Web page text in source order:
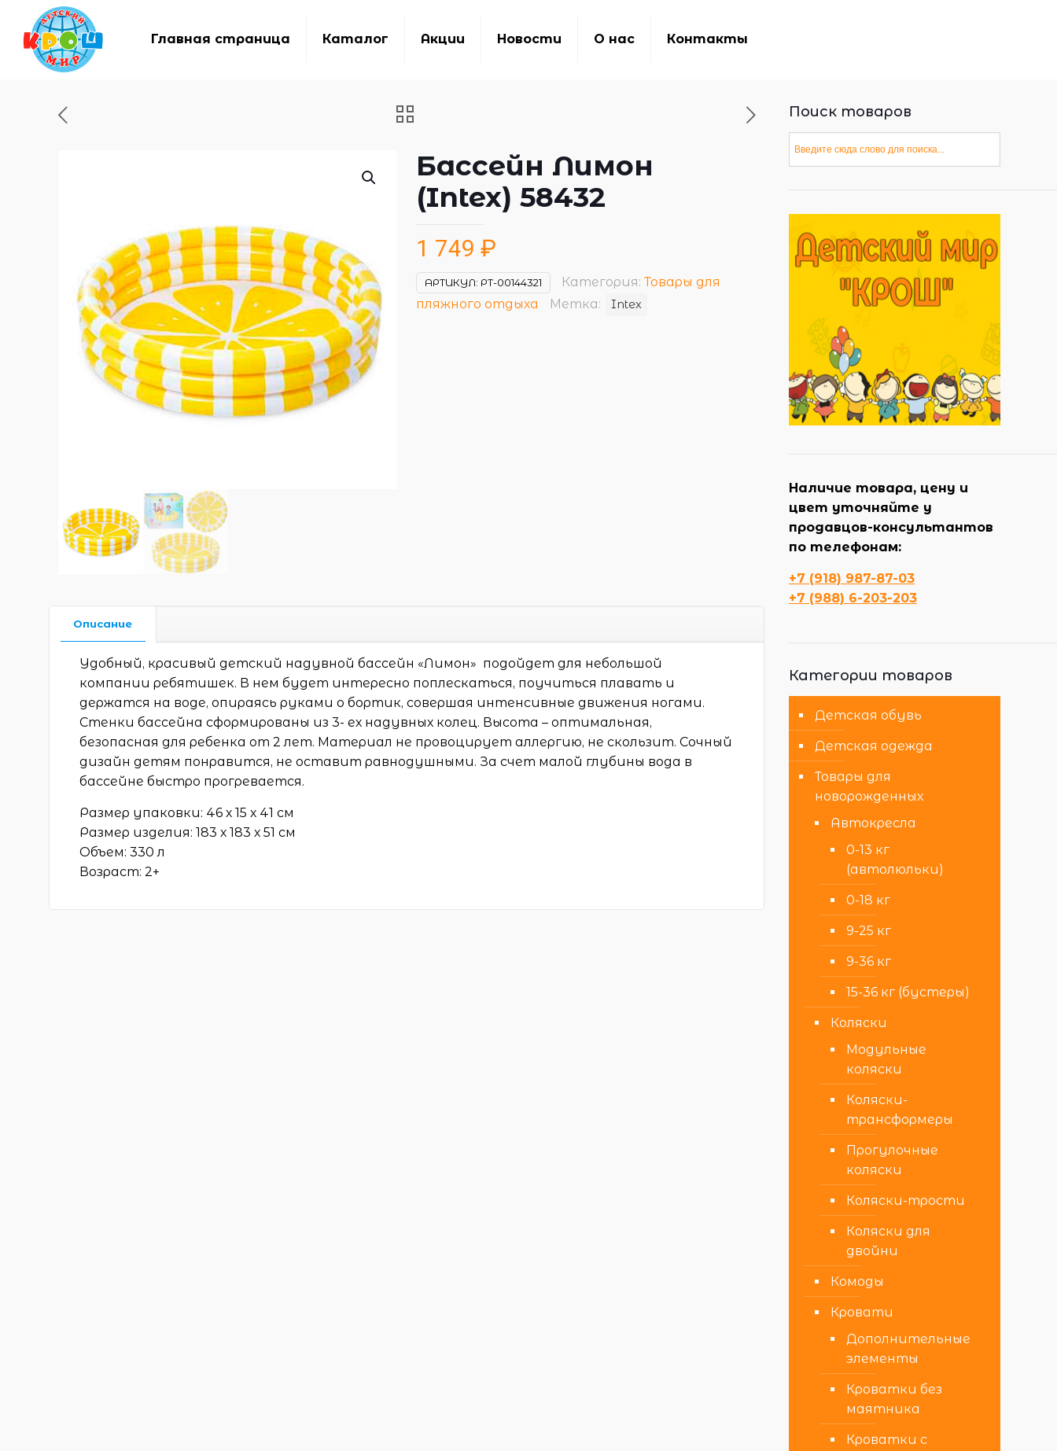
Главная страница Каталог Акции Новости О нас Контакты
Бассейн Лимон
(Intex) 58432
1 749 ₽
АРТИКУЛ: РТ-00144321 Категория: Товары для
пляжного отдыха
Метка: Intex
Описание
Удобный, красивый детский надувной бассейн «Лимон» подойдет для небольшой
компании ребятишек. В нем будет интересно поплескаться, поучиться плавать и
держатся на воде, опираясь руками о бортик, совершая интенсивные движения ногами.
Стенки бассейна сформированы из 3- ех надувных колец. Высота – оптимальная,
безопасная для ребенка от 2 лет. Материал не провоцирует аллергию, не скользит. Сочный
дизайн детям понравится, не оставит равнодушными. За счет малой глубины вода в
бассейне быстро прогревается.
Размер упаковки: 46 х 15 х 41 см
Размер изделия: 183 х 183 х 51 см
Объем: 330 л
Возраст: 2+
Поиск товаров
Наличие товара, цену и
цвет уточняйте у
продавцов-консультантов
по телефонам:
+7 (918) 987-87-03
+7 (988) 6-203-203
Категории товаров
Детская обувь
Детская одежда
Товары для
новорожденных
Автокресла
0-13 кг
(автолюльки)
0-18 кг
9-25 кг
9-36 кг
15-36 кг (бустеры)
Коляски
Модульные
коляски
Коляски-
трансформеры
Прогулочные
коляски
Коляски-трости
Коляски для
двойни
Комоды
Кровати
Дополнительные
элементы
Кроватки без
маятника
Кроватки с